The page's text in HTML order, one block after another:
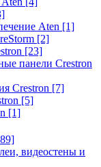
Aten [1]
[2]
[23]
панели Crestron
Crestron [7]
[5]
[1]
видеостены и